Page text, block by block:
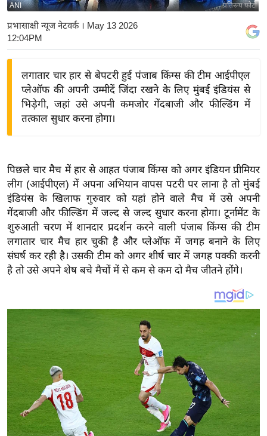
बि
ज़
ने
स
द्यो
वि
शे
ष
ज्ञ
रा
य
ब
खे
क्रि
के
ट
I
P
L
प्रतिरूप फोटो
ANI
प्रभासाक्षी न्यूज नेटवर्क। May 13 2026
12:04PM
लगातार चार हार से बेपटरी हुई पंजाब किंग्स की टीम आईपीएल
प्लेऑफ की अपनी उम्मीदें जिंदा रखने के लिए मुंबई इंडियंस से
भिड़ेगी, जहां उसे अपनी कमजोर गेंदबाजी और फील्डिंग में
तत्काल सुधार करना होगा।
पिछले चार मैच में हार से आहत पंजाब किंग्स को अगर इंडियन प्रीमियर
लीग (आईपीएल) में अपना अभियान वापस पटरी पर लाना है तो मुंबई
इंडियंस के खिलाफ गुरुवार को यहां होने वाले मैच में उसे अपनी
गेंदबाजी और फील्डिंग में जल्द से जल्द सुधार करना होगा। टूर्नामेंट के
शुरुआती चरण में शानदार प्रदर्शन करने वाली पंजाब किंग्स की टीम
लगातार चार मैच हार चुकी है और प्लेऑफ में जगह बनाने के लिए
संघर्ष कर रही है। उसकी टीम को अगर शीर्ष चार में जगह पक्की करनी
है तो उसे अपने शेष बचे मैचों में से कम से कम दो मैच जीतने होंगे।